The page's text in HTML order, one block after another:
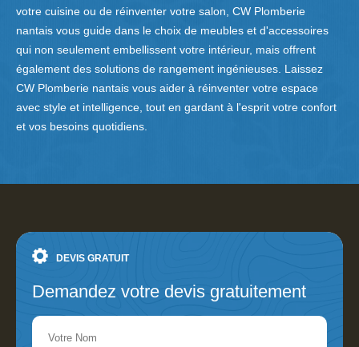
votre cuisine ou de réinventer votre salon, CW Plomberie
nantais vous guide dans le choix de meubles et d'accessoires
qui non seulement embellissent votre intérieur, mais offrent
également des solutions de rangement ingénieuses. Laissez
CW Plomberie nantais vous aider à réinventer votre espace
avec style et intelligence, tout en gardant à l'esprit votre confort
et vos besoins quotidiens.
DEVIS GRATUIT
Demandez votre devis gratuitement